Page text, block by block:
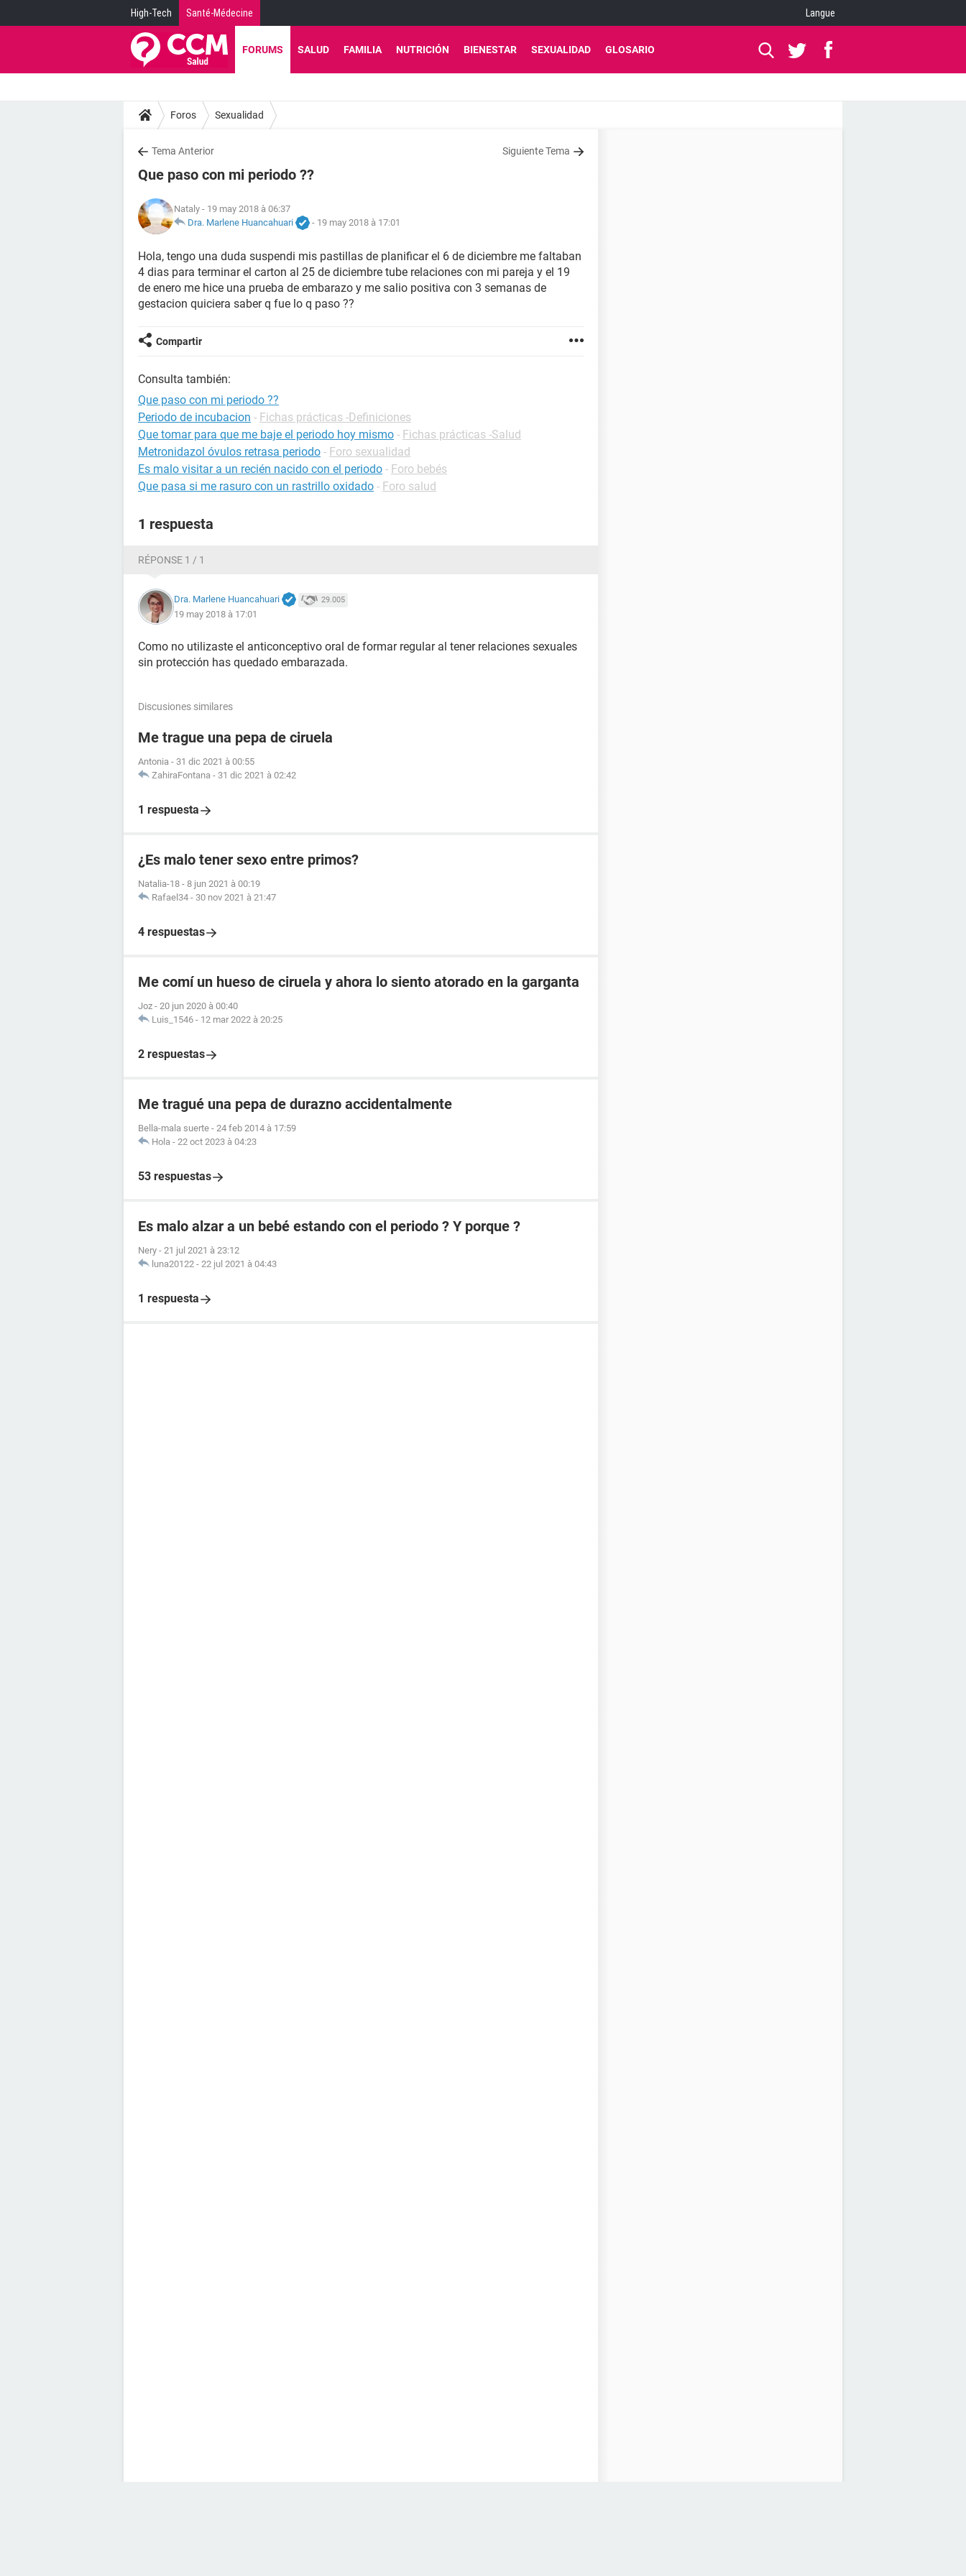
High-Tech Santé-Médecine Langue
FORUMS SALUD FAMILIA NUTRICIÓN BIENESTAR SEXUALIDAD GLOSARIO
Foros Sexualidad
Tema Anterior Siguiente Tema
Que paso con mi periodo ??
Nataly - 19 may 2018 à 06:37
Dra. Marlene Huancahuari
- 19 may 2018 à 17:01
Hola, tengo una duda suspendi mis pastillas de planificar el 6 de diciembre me faltaban
4 dias para terminar el carton al 25 de diciembre tube relaciones con mi pareja y el 19
de enero me hice una prueba de embarazo y me salio positiva con 3 semanas de
gestacion quiciera saber q fue lo q paso ??
Compartir
Consulta también:
Que paso con mi periodo ??
Periodo de incubacion - Fichas prácticas -Definiciones
Que tomar para que me baje el periodo hoy mismo - Fichas prácticas -Salud
Metronidazol óvulos retrasa periodo - Foro sexualidad
Es malo visitar a un recién nacido con el periodo - Foro bebés
Que pasa si me rasuro con un rastrillo oxidado - Foro salud
1 respuesta
RÉPONSE 1 / 1
Dra. Marlene Huancahuari 29.005
19 may 2018 à 17:01
Como no utilizaste el anticonceptivo oral de formar regular al tener relaciones sexuales
sin protección has quedado embarazada.
Discusiones similares
Me trague una pepa de ciruela
Antonia - 31 dic 2021 à 00:55
ZahiraFontana - 31 dic 2021 à 02:42
1 respuesta
¿Es malo tener sexo entre primos?
Natalia-18 - 8 jun 2021 à 00:19
Rafael34 - 30 nov 2021 à 21:47
4 respuestas
Me comí un hueso de ciruela y ahora lo siento atorado en la garganta
Joz - 20 jun 2020 à 00:40
Luis_1546 - 12 mar 2022 à 20:25
2 respuestas
Me tragué una pepa de durazno accidentalmente
Bella-mala suerte - 24 feb 2014 à 17:59
Hola - 22 oct 2023 à 04:23
53 respuestas
Es malo alzar a un bebé estando con el periodo ? Y porque ?
Nery - 21 jul 2021 à 23:12
luna20122 - 22 jul 2021 à 04:43
1 respuesta